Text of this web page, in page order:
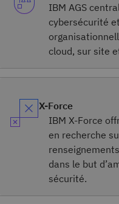
IBM AGS
cybersécurité
cloud, sur site
X-Force
IBM X-Force
en recherche
dans le but
sécurité.